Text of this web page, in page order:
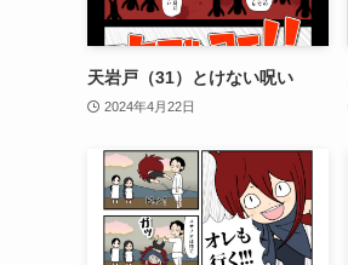
天岩戸（31）とけない呪い
2024年4月22日